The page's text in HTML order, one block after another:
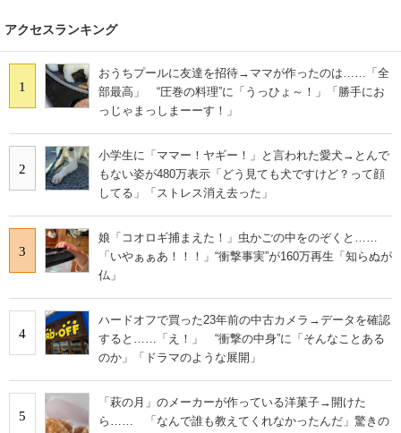
アクセスランキング
1
おうちプールに友達を招待→ママが作ったのは……「全
部最高」 “圧巻の料理”に「うっひょ～！」「勝手にお
っじゃまっしまーーす！」
2
小学生に「ママー！ヤギー！」と言われた愛犬→とんで
もない姿が480万表示「どう見ても犬ですけど？って顔
してる」「ストレス消え去った」
3
娘「コオロギ捕まえた！」虫かごの中をのぞくと……
「いやぁぁあ！！！」“衝撃事実”が160万再生「知らぬが
仏」
4
ハードオフで買った23年前の中古カメラ→データを確認
すると……「え！」 “衝撃の中身”に「そんなことある
のか」「ドラマのような展開」
5
「萩の月」のメーカーが作っている洋菓子→開けた
ら…… 「なんで誰も教えてくれなかったんだ」驚きの